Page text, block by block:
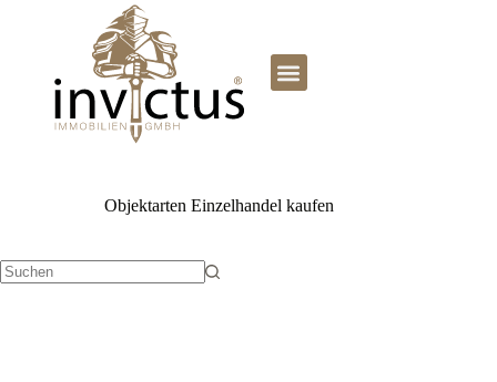
Objektarten Einzelhandel kaufen